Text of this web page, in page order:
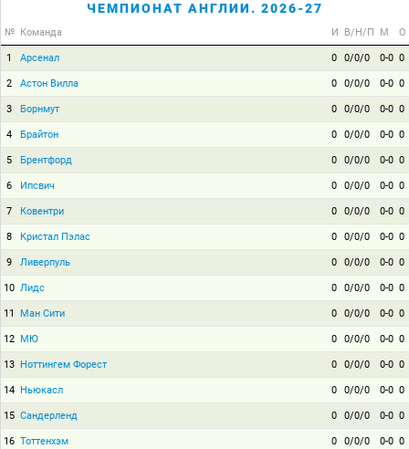
ЧЕМПИОНАТ АНГЛИИ. 2026-27
№ Команда И В/Н/П М О
1 Арсенал 0 0/0/0 0-0 0
2 Астон Вилла 0 0/0/0 0-0 0
3 Борнмут 0 0/0/0 0-0 0
4 Брайтон 0 0/0/0 0-0 0
5 Брентфорд 0 0/0/0 0-0 0
6 Ипсвич 0 0/0/0 0-0 0
7 Ковентри 0 0/0/0 0-0 0
8 Кристал Пэлас 0 0/0/0 0-0 0
9 Ливерпуль 0 0/0/0 0-0 0
10 Лидс 0 0/0/0 0-0 0
11 Ман Сити 0 0/0/0 0-0 0
12 МЮ 0 0/0/0 0-0 0
13 Ноттингем Форест 0 0/0/0 0-0 0
14 Ньюкасл 0 0/0/0 0-0 0
15 Сандерленд 0 0/0/0 0-0 0
16 Тоттенхэм 0 0/0/0 0-0 0